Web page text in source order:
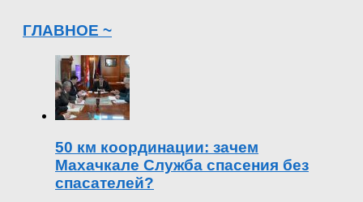
ГЛАВНОЕ ~
50 км координации: зачем
Махачкале Служба спасения без
спасателей?